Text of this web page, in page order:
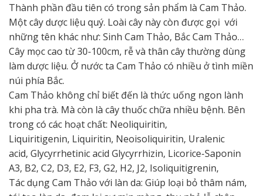
Thành phần đầu tiên có trong sản phẩm là Cam Thảo.
Một cây dược liệu quý. Loài cây này còn được gọi với
những tên khác như: Sinh Cam Thảo, Bắc Cam Thảo…
Cây mọc cao từ 30-100cm, rễ và thân cây thường dùng
làm dược liệu. Ở nước ta Cam Thảo có nhiều ở tình miền
núi phía Bắc.
Cam Thảo không chỉ biết đến là thức uống ngon lành
khi pha trà. Mà còn là cây thuốc chữa nhiều bệnh. Bên
trong có các hoạt chất: Neoliquiritin,
Liquiritigenin, Liquiritin, Neoisoliquiritin, Uralenic
acid, Glycyrrhetinic acid Glycyrrhizin, Licorice-Saponin
A3, B2, C2, D3, E2, F3, G2, H2, J2, Isoliquitigrenin,
Tác dụng Cam Thảo với làn da: Giúp loại bỏ thâm nám,